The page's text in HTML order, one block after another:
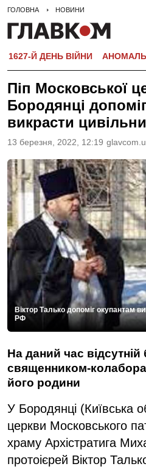
ГОЛОВНА НОВИНИ
1627-Й ДЕНЬ ВІЙНИ
Піп Московської
Бородянці
викрасти
13 березня, 2022, 12:19
Віктор Талько допоміг окупантам
РФ
На даний час відсутній
священником-
його родини
У Бородянці (Київська
церкви Московського
храму Архістратига
протоієрей Віктор